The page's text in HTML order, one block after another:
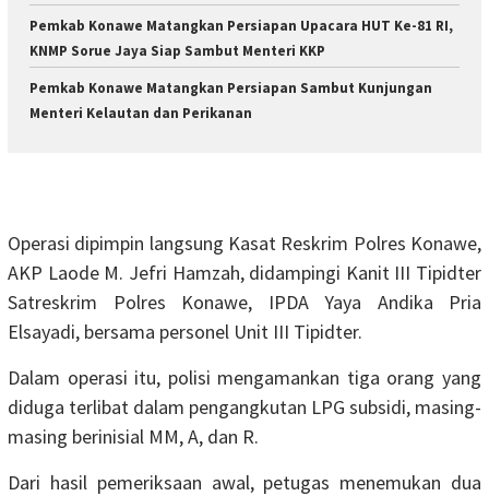
Pemkab Konawe Matangkan Persiapan Upacara HUT Ke-81 RI,
KNMP Sorue Jaya Siap Sambut Menteri KKP
Pemkab Konawe Matangkan Persiapan Sambut Kunjungan
Menteri Kelautan dan Perikanan
Operasi dipimpin langsung Kasat Reskrim Polres Konawe,
AKP Laode M. Jefri Hamzah, didampingi Kanit III Tipidter
Satreskrim Polres Konawe, IPDA Yaya Andika Pria
Elsayadi, bersama personel Unit III Tipidter.
Dalam operasi itu, polisi mengamankan tiga orang yang
diduga terlibat dalam pengangkutan LPG subsidi, masing-
masing berinisial MM, A, dan R.
Dari hasil pemeriksaan awal, petugas menemukan dua